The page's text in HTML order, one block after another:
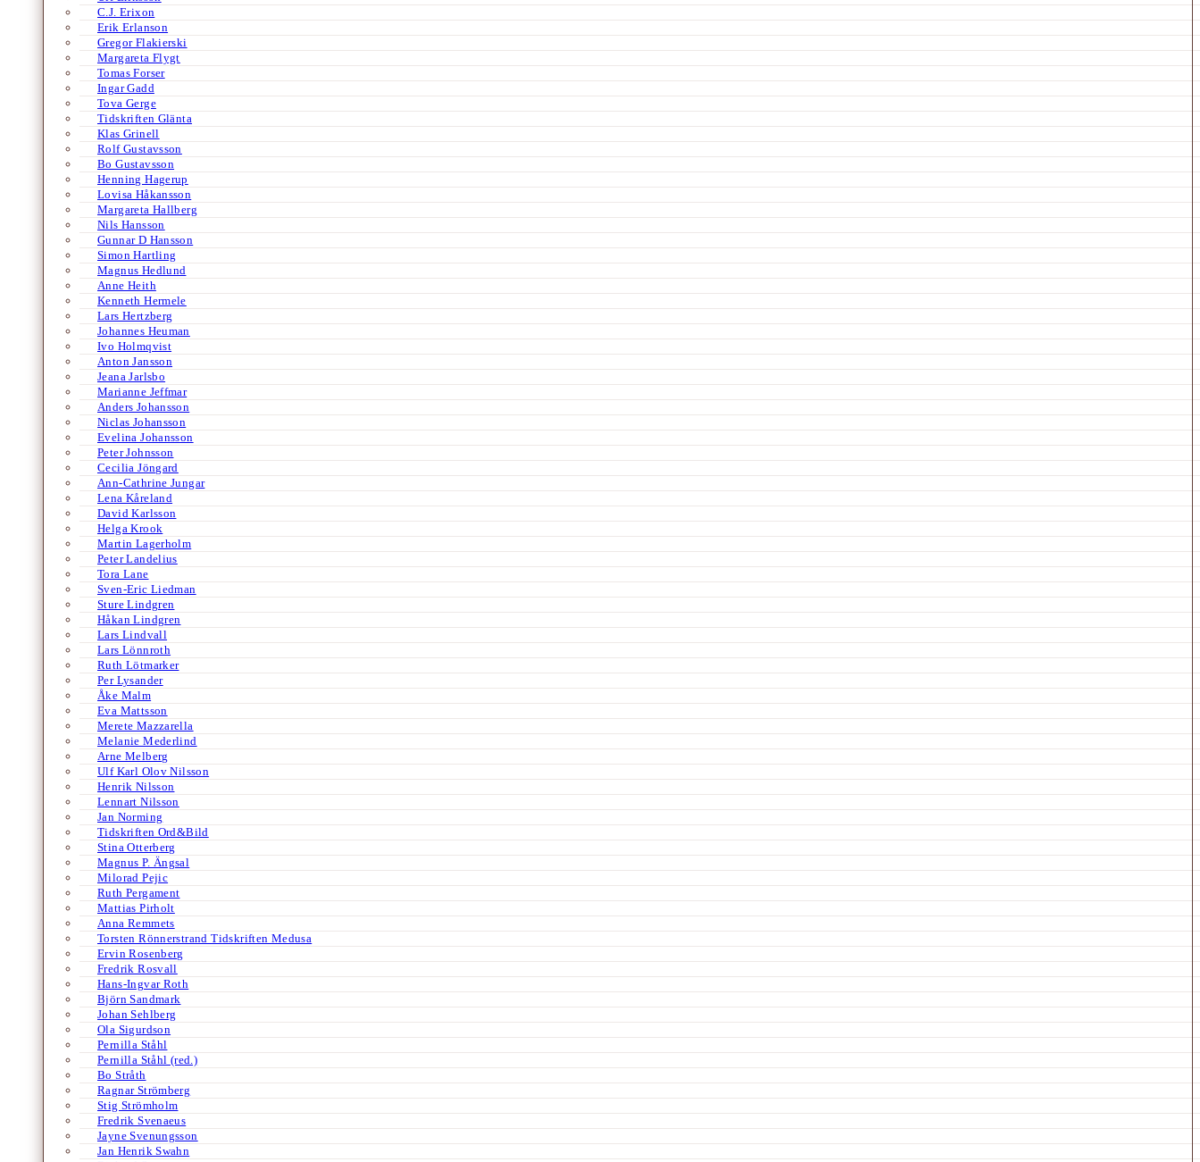
C.J. Erixon
Erik Erlanson
Gregor Flakierski
Margareta Flygt
Tomas Forser
Ingar Gadd
Tova Gerge
Tidskriften Glänta
Klas Grinell
Rolf Gustavsson
Bo Gustavsson
Henning Hagerup
Lovisa Håkansson
Margareta Hallberg
Nils Hansson
Gunnar D Hansson
Simon Hartling
Magnus Hedlund
Anne Heith
Kenneth Hermele
Lars Hertzberg
Johannes Heuman
Ivo Holmqvist
Anton Jansson
Jeana Jarlsbo
Marianne Jeffmar
Anders Johansson
Niclas Johansson
Evelina Johansson
Peter Johnsson
Cecilia Jöngard
Ann-Cathrine Jungar
Lena Kåreland
David Karlsson
Helga Krook
Martin Lagerholm
Peter Landelius
Tora Lane
Sven-Eric Liedman
Sture Lindgren
Håkan Lindgren
Lars Lindvall
Lars Lönnroth
Ruth Lötmarker
Per Lysander
Åke Malm
Eva Mattsson
Merete Mazzarella
Melanie Mederlind
Arne Melberg
Ulf Karl Olov Nilsson
Henrik Nilsson
Lennart Nilsson
Jan Norming
Tidskriften Ord&Bild
Stina Otterberg
Magnus P. Ängsal
Milorad Pejic
Ruth Pergament
Mattias Pirholt
Anna Remmets
Torsten Rönnerstrand Tidskriften Medusa
Ervin Rosenberg
Fredrik Rosvall
Hans-Ingvar Roth
Björn Sandmark
Johan Sehlberg
Ola Sigurdson
Pernilla Ståhl
Pernilla Ståhl (red.)
Bo Stråth
Ragnar Strömberg
Stig Strömholm
Fredrik Svenaeus
Jayne Svenungsson
Jan Henrik Swahn